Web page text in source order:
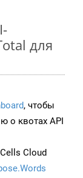
для
, чтобы
о квотах API
Cloud